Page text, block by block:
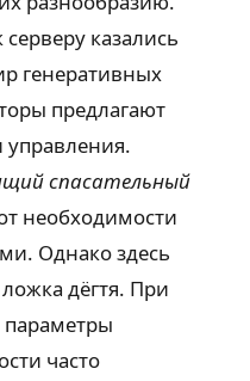
казались
генеративных
предлагают
спасательный
необходимости
Однако здесь
дёгтя. При
параметры
часто